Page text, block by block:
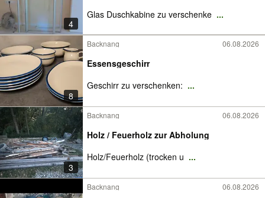
4
Glas Duschkabine zu verschenke ...
8
Backnang 06.08.2026
Essensgeschirr
Geschirr zu verschenken: ...
3
Backnang 06.08.2026
Holz / Feuerholz zur Abholung
Holz/Feuerholz (trocken u ...
Backnang 06.08.2026